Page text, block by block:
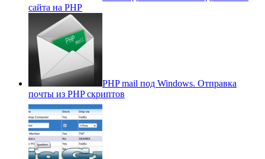
сайта на PHP
PHP mail под Windows. Отправка
почты из PHP скриптов